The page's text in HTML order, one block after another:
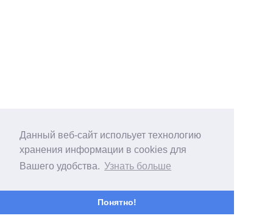
Данный веб-сайт испольует технологию
хранения информации в cookies для
Вашего удобства. Узнать больше
Понятно!